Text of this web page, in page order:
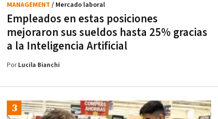
Empleados en estas posiciones
mejoraron sus sueldos hasta 25% gracias
a la Inteligencia Artificial
MANAGEMENT / Mercado laboral
PorLucila Bianchi